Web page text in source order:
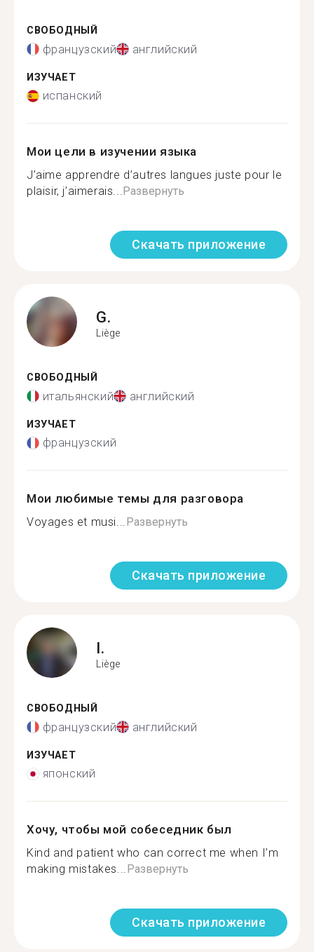
СВОБОДНЫЙ
французский английский
ИЗУЧАЕТ
испанский
Мои цели в изучении языка
J’aime apprendre d’autres langues juste pour le
plaisir, j’aimerais...Развернуть
Скачать приложение
G.
Liège
СВОБОДНЫЙ
итальянский английский
ИЗУЧАЕТ
французский
Мои любимые темы для разговора
Voyages et musi...Развернуть
Скачать приложение
I.
Liège
СВОБОДНЫЙ
французский английский
ИЗУЧАЕТ
японский
Хочу, чтобы мой собеседник был
Kind and patient who can correct me when I’m
making mistakes...Развернуть
Скачать приложение